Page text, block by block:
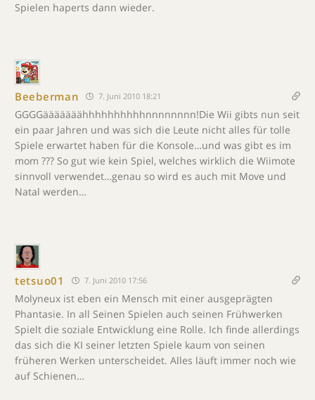
Spielen haperts dann wieder.
Beeberman 7. Juni 2010 18:21
GGGGääääääähhhhhhhhhhnnnnnnnn!Die Wii gibts nun seit
ein paar Jahren und was sich die Leute nicht alles für tolle
Spiele erwartet haben für die Konsole…und was gibt es im
mom ??? So gut wie kein Spiel, welches wirklich die Wiimote
sinnvoll verwendet…genau so wird es auch mit Move und
Natal werden…
tetsuo01 7. Juni 2010 17:56
Molyneux ist eben ein Mensch mit einer ausgeprägten
Phantasie. In all Seinen Spielen auch seinen Frühwerken
Spielt die soziale Entwicklung eine Rolle. Ich finde allerdings
das sich die KI seiner letzten Spiele kaum von seinen
früheren Werken unterscheidet. Alles läuft immer noch wie
auf Schienen…